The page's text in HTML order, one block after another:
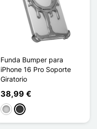
Funda Bumper para
iPhone 16 Pro Soporte
Giratorio
38,99 €
PlataGris oscuro